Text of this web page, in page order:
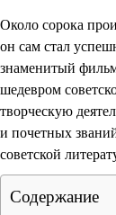
Около сорока
он сам стал
знаменитый
шедевром
творческую
и почетных
советской
Содержание